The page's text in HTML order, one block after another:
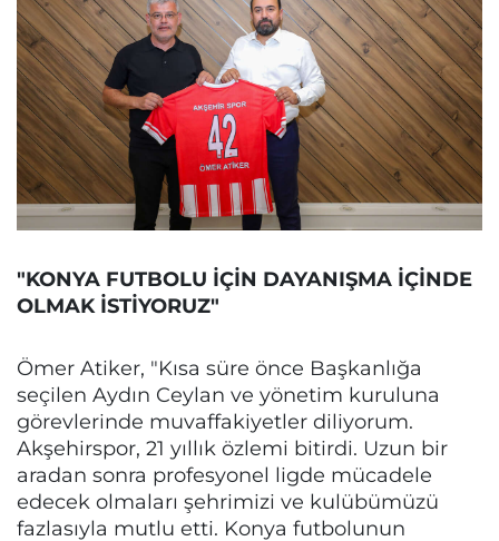
"KONYA FUTBOLU İÇİN DAYANIŞMA İÇİNDE
OLMAK İSTİYORUZ"
Ömer Atiker, "Kısa süre önce Başkanlığa
seçilen Aydın Ceylan ve yönetim kuruluna
görevlerinde muvaffakiyetler diliyorum.
Akşehirspor, 21 yıllık özlemi bitirdi. Uzun bir
aradan sonra profesyonel ligde mücadele
edecek olmaları şehrimizi ve kulübümüzü
fazlasıyla mutlu etti. Konya futbolunun